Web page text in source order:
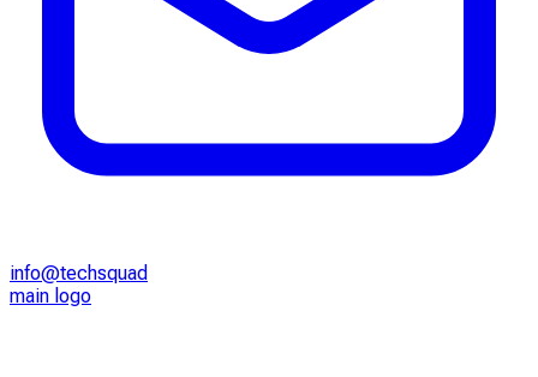
info@techsquad
main logo